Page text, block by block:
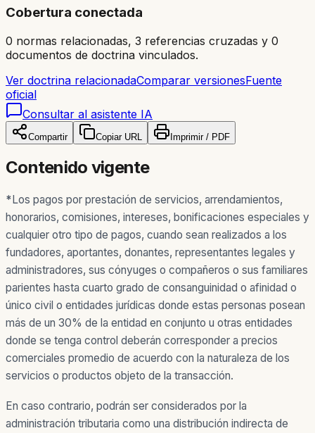
Cobertura conectada
0 normas relacionadas, 3 referencias cruzadas y 0
documentos de doctrina vinculados.
Ver doctrina relacionadaComparar versionesFuente
oficial
Consultar al asistente IA
Compartir Copiar URL Imprimir / PDF
Contenido vigente
*Los pagos por prestación de servicios, arrendamientos,
honorarios, comisiones, intereses, bonificaciones especiales y
cualquier otro tipo de pagos, cuando sean realizados a los
fundadores, aportantes, donantes, representantes legales y
administradores, sus cónyuges o compañeros o sus familiares
parientes hasta cuarto grado de consanguinidad o afinidad o
único civil o entidades jurídicas donde estas personas posean
más de un 30% de la entidad en conjunto u otras entidades
donde se tenga control deberán corresponder a precios
comerciales promedio de acuerdo con la naturaleza de los
servicios o productos objeto de la transacción.
En caso contrario, podrán ser considerados por la
administración tributaria como una distribución indirecta de